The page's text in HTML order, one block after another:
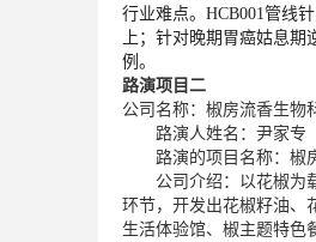
行业难点。HCB001管线
上；针对晚期胃癌姑息
例。
路演项目二
公司名称：椒房流香生物
路演人姓名：尹家专
路演的项目名称：椒
公司介绍：以花椒为载
环节，开发出花椒籽油、
生活体验馆、椒主题特色